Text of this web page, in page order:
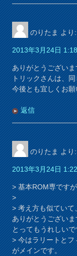
のりたま より:
2013年3月24日
ありがとうござい
トリックさんは、
今後とも宜しくお
返信
のりたま より:
2013年3月24日
> 基本ROM専です
>
> 考え方も似てい
ありがとうござい
とってもうれしい
> 今はラリートと
がメインです。